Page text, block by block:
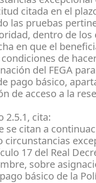
citada en el
las pruebas
dentro de los
en que el
de
del FEGA
pago básico,
de acceso a la
2.5.1, cita:
se citan a
circunstancias
17 del Real
sobre
básico de la